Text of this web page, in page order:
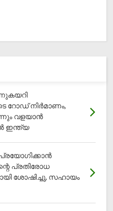
റോഡ് നിർമാണം,
വളയാൻ
ഇന്ത്യ
പ്രതിരോധ
ശോഷിച്ചു, സഹായം